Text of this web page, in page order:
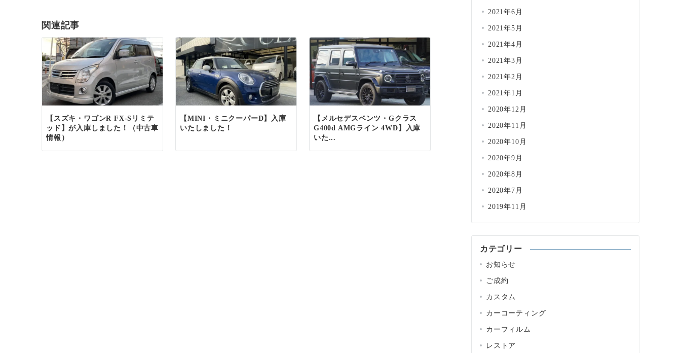
ゲ
ー
シ
ョ
ン
関連記事
【スズキ・ワゴンR FX-Sリミテ
ッド】が入庫しました！（中古車
情報）
【MINI・ミニクーパーD】入庫
いたしました！
【メルセデスベンツ・Gクラス
G400d AMGライン 4WD】入庫
いた...
2021年6月
2021年5月
2021年4月
2021年3月
2021年2月
2021年1月
2020年12月
2020年11月
2020年10月
2020年9月
2020年8月
2020年7月
2019年11月
カテゴリー
お知らせ
ご成約
カスタム
カーコーティング
カーフィルム
レストア